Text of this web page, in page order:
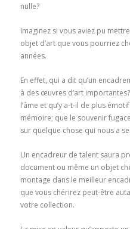
nulle?
Imaginez si vous aviez pu
objet d’art que vous pourriez
années.
En effet, qui a dit qu’un
à des œuvres d’art
l’âme et qu’y a-t-il de plus
mémoire; que le souvenir
sur quelque chose qui nous a
Un encadreur de talent saura
document ou même un objet
montage dans le meilleur
que vous chérirez peut-être
votre collection.